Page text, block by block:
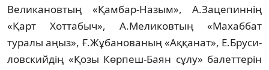
Великановтың «Қам­бар-Назым», А.Зацепиннің
«Қарт Хот­та­быч», А.Меликовтың «Махаббат
туралы аңыз», Ғ.Жұбанованың «Аққанат», Е.Бру­си­
ловс­кийдің «Қозы Көрпеш-Баян сұлу» ба­лет­терін